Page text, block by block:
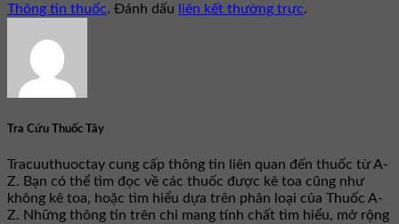
Thông tin thuốc. Đánh dấu liên kết thường trực.
Tra Cứu Thuốc Tây
Tracuuthuoctay cung cấp thông tin liên quan đến thuốc từ A-
Z. Bạn có thể tìm đọc về các thuốc được kê toa cũng như
không kê toa, hoặc tìm hiểu dựa trên phân loại của Thuốc A-
Z. Những thông tin trên chỉ mang tính chất tìm hiểu, mở rộng